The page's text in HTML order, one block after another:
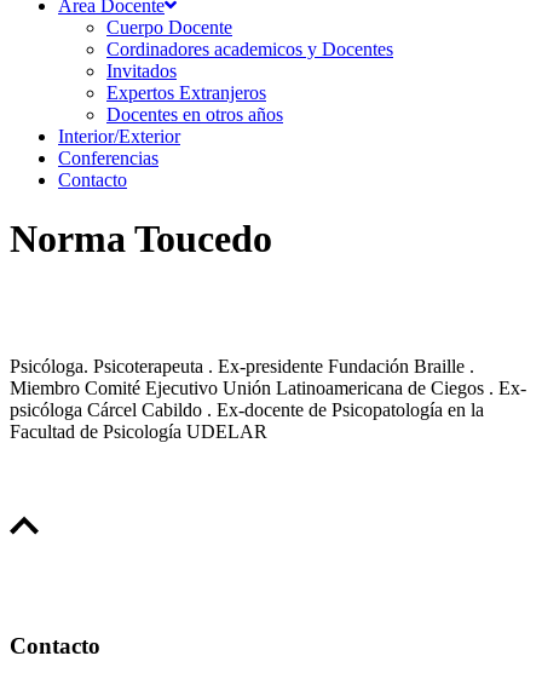
Área Docente
Cuerpo Docente
Cordinadores academicos y Docentes
Invitados
Expertos Extranjeros
Docentes en otros años
Interior/Exterior
Conferencias
Contacto
Norma Toucedo
Psicóloga. Psicoterapeuta . Ex-presidente Fundación Braille .
Miembro Comité Ejecutivo Unión Latinoamericana de Ciegos . ​Ex-
psicóloga Cárcel Cabildo . Ex-docente de Psicopatología en la
Facultad de Psicología UDELAR
Contacto